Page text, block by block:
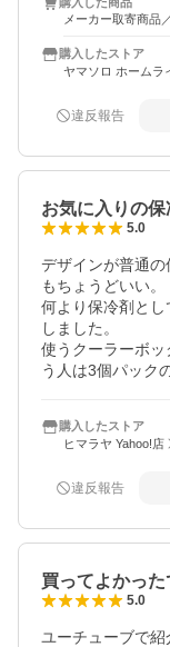
メーカー取寄商
購入したストア
ヤマソロ ホームラ
違反報告
お気に入りの保
5.0
デザインが普通
もちょうどいい。
何より保冷剤と
しました。
使うクーラーボ
う人は3個パック
購入したストア
ヒマラヤ Yahoo!店
違反報告
買ってよかった
5.0
ユーチューブで